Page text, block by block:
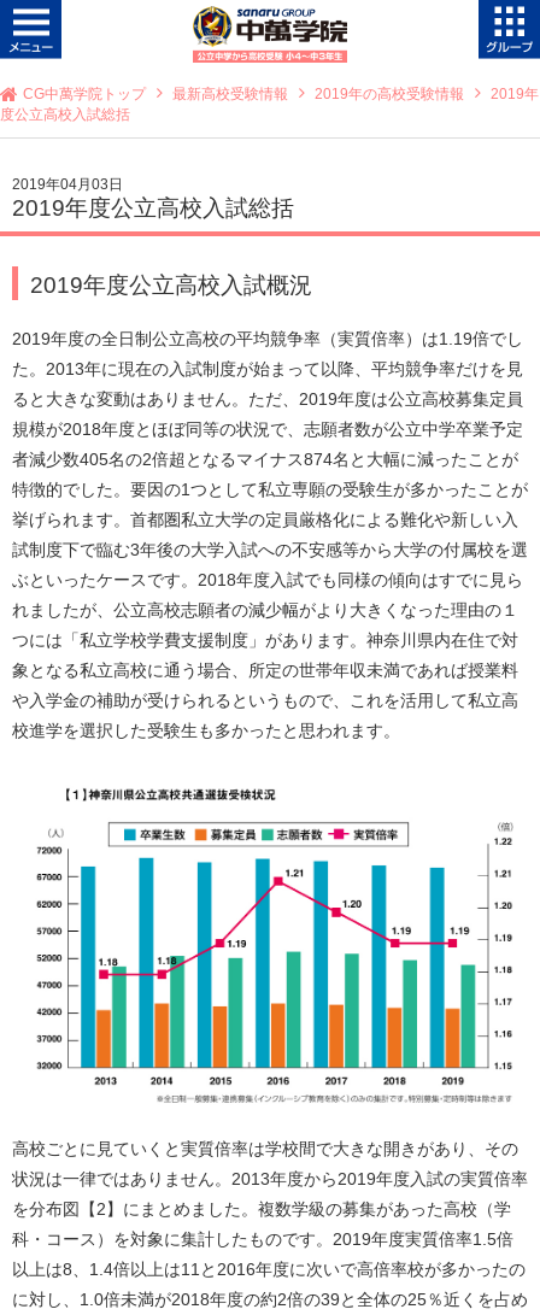
CG中萬学院トップ 最新高校受験情報 2019年の高校受験情報
2019年
度公立高校入試総括
2019年04月03日
2019年度公立高校入試総括
2019年度公立高校入試概況
2019年度の全日制公立高校の平均競争率（実質倍率）は1.19倍でし
た。2013年に現在の入試制度が始まって以降、平均競争率だけを見
ると大きな変動はありません。ただ、2019年度は公立高校募集定員
規模が2018年度とほぼ同等の状況で、志願者数が公立中学卒業予定
者減少数405名の2倍超となるマイナス874名と大幅に減ったことが
特徴的でした。要因の1つとして私立専願の受験生が多かったことが
挙げられます。首都圏私立大学の定員厳格化による難化や新しい入
試制度下で臨む3年後の大学入試への不安感等から大学の付属校を選
ぶといったケースです。2018年度入試でも同様の傾向はすでに見ら
れましたが、公立高校志願者の減少幅がより大きくなった理由の１
つには「私立学校学費支援制度」があります。神奈川県内在住で対
象となる私立高校に通う場合、所定の世帯年収未満であれば授業料
や入学金の補助が受けられるというもので、これを活用して私立高
校進学を選択した受験生も多かったと思われます。
高校ごとに見ていくと実質倍率は学校間で大きな開きがあり、その
状況は一律ではありません。2013年度から2019年度入試の実質倍率
を分布図【2】にまとめました。複数学級の募集があった高校（学
科・コース）を対象に集計したものです。2019年度実質倍率1.5倍
以上は8、1.4倍以上は11と2016年度に次いで高倍率校が多かったの
に対し、1.0倍未満が2018年度の約2倍の39と全体の25％近くを占め